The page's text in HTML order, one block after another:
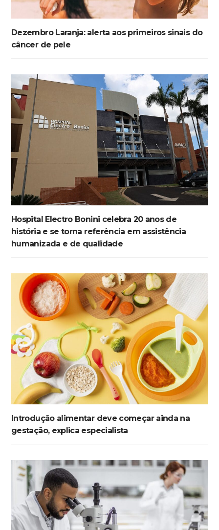
Dezembro Laranja: alerta aos primeiros sinais do
câncer de pele
Hospital Electro Bonini celebra 20 anos de
história e se torna referência em assistência
humanizada e de qualidade
Introdução alimentar deve começar ainda na
gestação, explica especialista